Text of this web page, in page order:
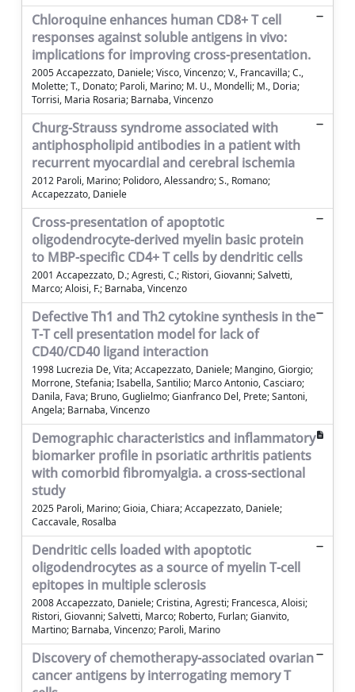
Chloroquine enhances human CD8+ T cell
responses against soluble antigens in vivo:
implications for improving cross-presentation.
2005 Accapezzato, Daniele; Visco, Vincenzo; V., Francavilla; C.,
Molette; T., Donato; Paroli, Marino; M. U., Mondelli; M., Doria;
Torrisi, Maria Rosaria; Barnaba, Vincenzo
Churg-Strauss syndrome associated with
antiphospholipid antibodies in a patient with
recurrent myocardial and cerebral ischemia
2012 Paroli, Marino; Polidoro, Alessandro; S., Romano;
Accapezzato, Daniele
Cross-presentation of apoptotic
oligodendrocyte-derived myelin basic protein
to MBP-specific CD4+ T cells by dendritic cells
2001 Accapezzato, D.; Agresti, C.; Ristori, Giovanni; Salvetti,
Marco; Aloisi, F.; Barnaba, Vincenzo
Defective Th1 and Th2 cytokine synthesis in the
T-T cell presentation model for lack of
CD40/CD40 ligand interaction
1998 Lucrezia De, Vita; Accapezzato, Daniele; Mangino, Giorgio;
Morrone, Stefania; Isabella, Santilio; Marco Antonio, Casciaro;
Danila, Fava; Bruno, Guglielmo; Gianfranco Del, Prete; Santoni,
Angela; Barnaba, Vincenzo
Demographic characteristics and inflammatory
biomarker profile in psoriatic arthritis patients
with comorbid fibromyalgia. a cross-sectional
study
2025 Paroli, Marino; Gioia, Chiara; Accapezzato, Daniele;
Caccavale, Rosalba
Dendritic cells loaded with apoptotic
oligodendrocytes as a source of myelin T-cell
epitopes in multiple sclerosis
2008 Accapezzato, Daniele; Cristina, Agresti; Francesca, Aloisi;
Ristori, Giovanni; Salvetti, Marco; Roberto, Furlan; Gianvito,
Martino; Barnaba, Vincenzo; Paroli, Marino
Discovery of chemotherapy-associated ovarian
cancer antigens by interrogating memory T